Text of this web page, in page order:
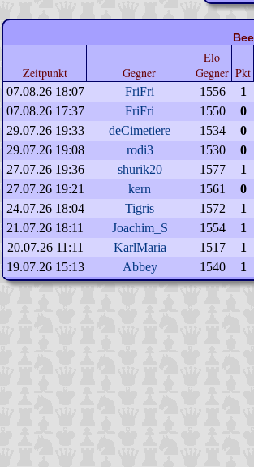
Zeitpunkt Gegner
Elo
Gegner Pkt
07.08.26 18:07 FriFri 1556
1
07.08.26 17:37
FriFri 1550
0
29.07.26 19:33
deCimetiere 1534
0
29.07.26 19:08
rodi3 1530
0
27.07.26 19:36
shurik20 1577
1
27.07.26 19:21
kern 1561
0
24.07.26 18:04
Tigris 1572
1
21.07.26 18:11
Joachim_S 1554
1
20.07.26 11:11
KarlMaria 1517
1
19.07.26 15:13
Abbey 1540 1